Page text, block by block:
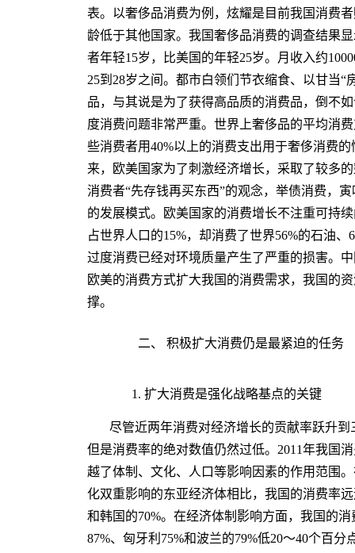
表。以奢侈品消费为例，炫耀是目前我国消费
龄低于其他国家。我国奢侈品消费的调查结果
者年轻15岁，比美国的年轻25岁。月收入约
25到28岁之间。都市白领们节衣缩食、以甘当
品，与其说是为了获得高品质的消费品，倒不
度消费问题非常严重。世界上奢侈品的平均消
些消费者用40%以上的消费支出用于奢侈消费
来，欧美国家为了刺激经济增长，采取了较多
消费者“先存钱再买东西”的观念，举债消费，
的发展模式。欧美国家的消费增长不注重可持
占世界人口的15%，却消费了世界56%的石油
过度消费已经对环境质量产生了严重的损害。
欧美的消费方式扩大我国的消费需求，我国的
撑。
二、 积极扩大消费仍是最紧迫的任务
1. 扩大消费是强化战略基点的关键
尽管近两年消费对经济增长的贡献率跃升
但是消费率的绝对数值仍然过低。2011年我国
越了体制、文化、人口等影响因素的作用范围
化双重影响的东亚经济体相比，我国的消费率
和韩国的70%。在经济体制影响方面，我国的
87%、匈牙利75%和波兰的79%低20～40个百